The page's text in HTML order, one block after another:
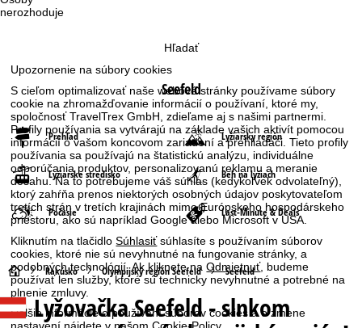
Upozornenie na súbory cookies
S cieľom optimalizovať naše webové stránky používame súbory
cookie na zhromažďovanie informácií o používaní, ktoré my,
spoločnosť TravelTrex GmbH, zdieľame aj s našimi partnermi.
Profily používania sa vytvárajú na základe vašich aktivít pomocou
informácií o vašom koncovom zariadení a prehliadači. Tieto profily
používania sa používajú na štatistickú analýzu, individuálne
odporúčania produktov, personalizovanú reklamu a meranie
dosahu. Na to potrebujeme váš súhlas (kedykoľvek odvolateľný),
ktorý zahŕňa prenos niektorých osobných údajov poskytovateľom
tretích strán v tretích krajinách mimo Európskeho hospodárskeho
priestoru, ako sú napríklad Google alebo Microsoft v USA.
Kliknutím na tlačidloSúhlasiťsúhlasíte s používaním súborov
cookies, ktoré nie sú nevyhnutné na fungovanie stránky, a
podobných technológií. Ak kliknete naOdmietnuť, budeme
používať len služby, ktoré sú technicky nevyhnutné a potrebné na
plnenie zmluvy.
Ďalšie informácie o používaní súborov cookies a o zmene
nastavení nájdete v našomCookie-Policy
nerozhoduje
Hľadať
Seefeld
Prehľad Lyžiarsky región
Lyžiarske stredisko Beh na lyžiach
Počasie Last-Minute & Deals
H
l
Rakúsko Olympijský región Seefeld Seefeld
LyžovačkaSeefeld - slnkom